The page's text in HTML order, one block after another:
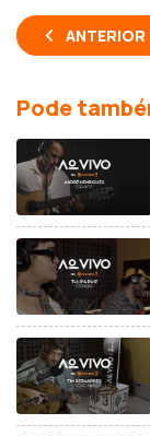
ANTERIOR
Pode